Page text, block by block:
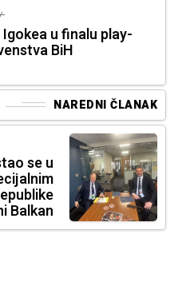
Igokea u finalu play-
BiH
NAREDNI ČLANAK
se u
Balkan